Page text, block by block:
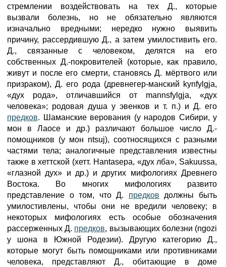
стремлении воздействовать на тех Д., которые
вызвали болезнь, но не обязательно являются
изначально вредными; нередко нужно выявить
причину, рассердившую Д., а затем умилостивить его.
Д., связанные с человеком, делятся на его
собственных Д.-покровителей (которые, как правило,
живут и после его смерти, становясь Д. мёртвого или
призраком), Д. его рода (древнегер-манский kynfylgja,
«дух рода», отличавшийся от mannsfylgja, «дух
человека»; родовая душа у эвенков и т. п.) и Д. его
предков. Шаманские верования (у народов Сибири, у
мон в Лаосе и др.) различают большое число Д.-
помощников (у мон ntsuj), соотносящихся с разными
частями тела; аналогичные представления известны
также в хеттской (хетт. Hantasepa, «дух лба», Sakuussa,
«глазной дух» и др.) и других мифологиях Древнего
Востока. Во многих мифологиях развито
представление о том, что Д. предков должны быть
умилостивлены, чтобы они не вредили человеку; в
некоторых мифологиях есть особые обозначения
рассерженных Д. предков, вызывающих болезни (ngozi
y шона в Южной Родезии). Другую категорию Д.,
которые могут быть помощниками или противниками
человека, представляют Д., обитающие в доме